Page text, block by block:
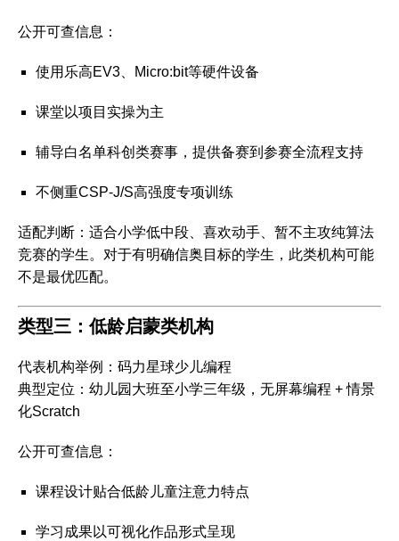
公开可查信息 ：
使用乐高EV3、Micro:bit等硬件设备
课堂以项目实操为主
辅导白名单科创类赛事，提供备赛到参赛全流程支持
不侧重CSP-J/S高强度专项训练
适配判断 ：适合小学低中段、喜欢动手、暂不主攻纯算法
竞赛的学生。对于有明确信奥目标的学生，此类机构可能
不是最优匹配。
类型三：低龄启蒙类机构
代表机构举例 ：码力星球少儿编程
典型定位 ：幼儿园大班至小学三年级，无屏幕编程 + 情景
化Scratch
公开可查信息 ：
课程设计贴合低龄儿童注意力特点
学习成果以可视化作品形式呈现